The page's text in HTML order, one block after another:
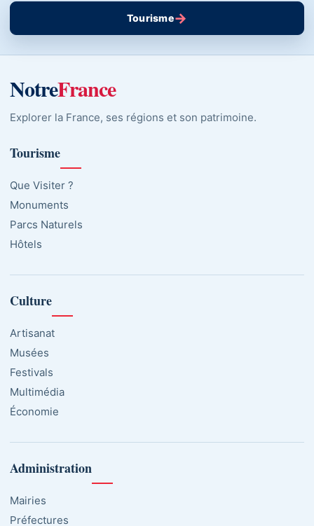
Tourisme→
NotreFrance
Explorer la France, ses régions et son patrimoine.
Tourisme
Que Visiter ?
Monuments
Parcs Naturels
Hôtels
Culture
Artisanat
Musées
Festivals
Multimédia
Économie
Administration
Mairies
Préfectures